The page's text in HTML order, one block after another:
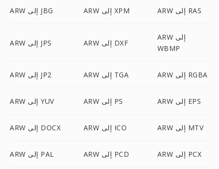
ARW إلى JBG ARW إلى XPM ARW إلى RAS
ARW إلى JPS ARW إلى DXF
ARW إلى
WBMP
ARW إلى JP2 ARW إلى TGA ARW إلى RGBA
ARW إلى YUV ARW إلى PS ARW إلى EPS
ARW إلى DOCX ARW إلى ICO ARW إلى MTV
ARW إلى PAL ARW إلى PCD ARW إلى PCX